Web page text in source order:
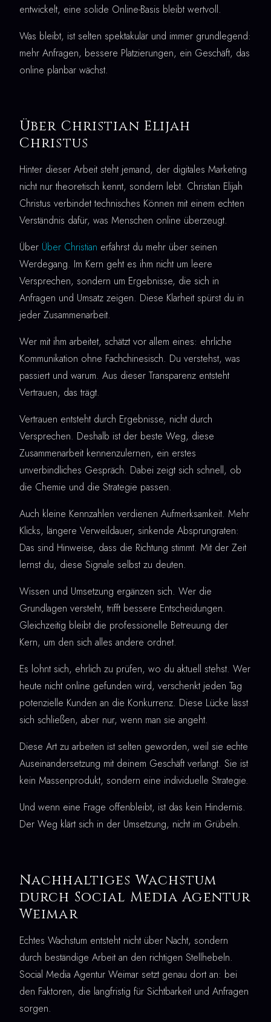
entwickelt, eine solide Online-Basis bleibt wertvoll.
Was bleibt, ist selten spektakulär und immer grundlegend:
mehr Anfragen, bessere Platzierungen, ein Geschäft, das
online planbar wächst.
Über Christian Elijah
Christus
Hinter dieser Arbeit steht jemand, der digitales Marketing
nicht nur theoretisch kennt, sondern lebt. Christian Elijah
Christus verbindet technisches Können mit einem echten
Verständnis dafür, was Menschen online überzeugt.
Über Über Christian erfährst du mehr über seinen
Werdegang. Im Kern geht es ihm nicht um leere
Versprechen, sondern um Ergebnisse, die sich in
Anfragen und Umsatz zeigen. Diese Klarheit spürst du in
jeder Zusammenarbeit.
Wer mit ihm arbeitet, schätzt vor allem eines: ehrliche
Kommunikation ohne Fachchinesisch. Du verstehst, was
passiert und warum. Aus dieser Transparenz entsteht
Vertrauen, das trägt.
Vertrauen entsteht durch Ergebnisse, nicht durch
Versprechen. Deshalb ist der beste Weg, diese
Zusammenarbeit kennenzulernen, ein erstes
unverbindliches Gespräch. Dabei zeigt sich schnell, ob
die Chemie und die Strategie passen.
Auch kleine Kennzahlen verdienen Aufmerksamkeit. Mehr
Klicks, längere Verweildauer, sinkende Absprungraten:
Das sind Hinweise, dass die Richtung stimmt. Mit der Zeit
lernst du, diese Signale selbst zu deuten.
Wissen und Umsetzung ergänzen sich. Wer die
Grundlagen versteht, trifft bessere Entscheidungen.
Gleichzeitig bleibt die professionelle Betreuung der
Kern, um den sich alles andere ordnet.
Es lohnt sich, ehrlich zu prüfen, wo du aktuell stehst. Wer
heute nicht online gefunden wird, verschenkt jeden Tag
potenzielle Kunden an die Konkurrenz. Diese Lücke lässt
sich schließen, aber nur, wenn man sie angeht.
Diese Art zu arbeiten ist selten geworden, weil sie echte
Auseinandersetzung mit deinem Geschäft verlangt. Sie ist
kein Massenprodukt, sondern eine individuelle Strategie.
Und wenn eine Frage offenbleibt, ist das kein Hindernis.
Der Weg klärt sich in der Umsetzung, nicht im Grübeln.
Nachhaltiges Wachstum
durch Social Media Agentur
Weimar
Echtes Wachstum entsteht nicht über Nacht, sondern
durch beständige Arbeit an den richtigen Stellhebeln.
Social Media Agentur Weimar setzt genau dort an: bei
den Faktoren, die langfristig für Sichtbarkeit und Anfragen
sorgen.